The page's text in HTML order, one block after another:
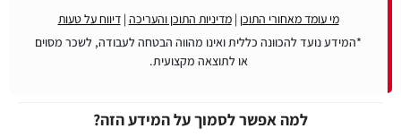
מי עומד מאחורי התוכן |מדיניות התוכן והעריכה |דיווח על טעות
*המידע נועד להכוונה כללית ואינו מהווה הבטחה לעבודה, לשכר מסוים
או לתוצאה מקצועית.
למה אפשר לסמוך על המידע הזה?